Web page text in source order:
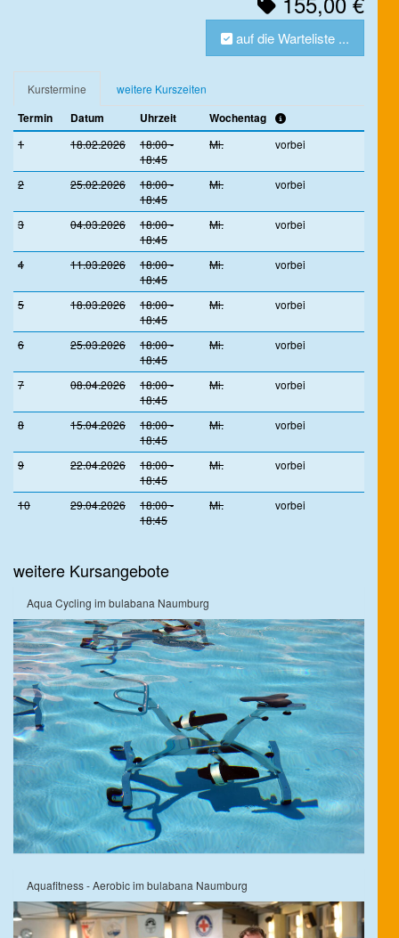
auf die Warteliste ...
Kurstermine weitere Kurszeiten
Termin Datum Uhrzeit Wochentag
1 18.02.2026
18:00 -
18:45
Mi. vorbei
2 25.02.2026
18:00 -
18:45
Mi. vorbei
3 04.03.2026
18:00 -
18:45
Mi. vorbei
4 11.03.2026
18:00 -
18:45
Mi. vorbei
5 18.03.2026
18:00 -
18:45
Mi. vorbei
6 25.03.2026
18:00 -
18:45
Mi. vorbei
7 08.04.2026
18:00 -
18:45
Mi. vorbei
8 15.04.2026
18:00 -
18:45
Mi. vorbei
9 22.04.2026
18:00 -
18:45
Mi. vorbei
10 29.04.2026
18:00 -
18:45
Mi. vorbei
weitere Kursangebote
Aqua Cycling im bulabana Naumburg
Aquafitness - Aerobic im bulabana Naumburg